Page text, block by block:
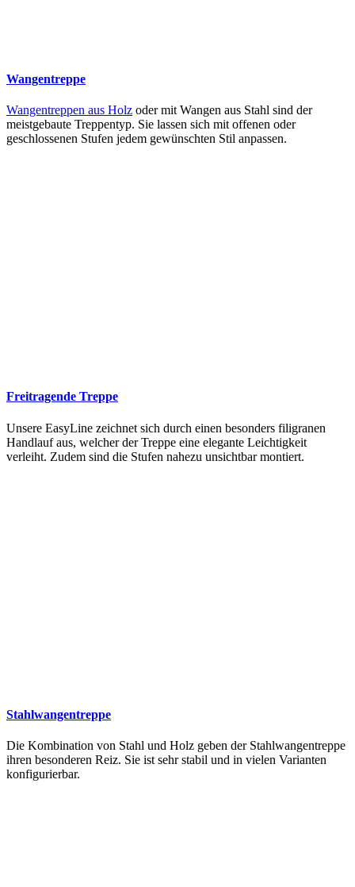
Wangentreppe
Wangentreppen aus Holz oder mit Wangen aus Stahl sind der
meistgebaute Treppentyp. Sie lassen sich mit offenen oder
geschlossenen Stufen jedem gewünschten Stil anpassen.
Freitragende Treppe
Unsere EasyLine zeichnet sich durch einen besonders filigranen
Handlauf aus, welcher der Treppe eine elegante Leichtigkeit
verleiht. Zudem sind die Stufen nahezu unsichtbar montiert.
Stahlwangentreppe
Die Kombination von Stahl und Holz geben der Stahlwangentreppe
ihren besonderen Reiz. Sie ist sehr stabil und in vielen Varianten
konfigurierbar.